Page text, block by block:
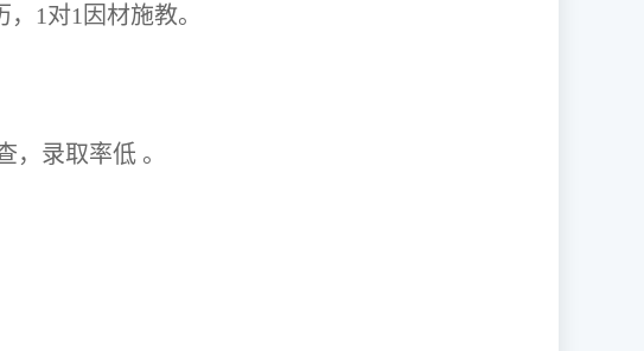
，1对1因材施教。
查，录取率低 。
资格证。